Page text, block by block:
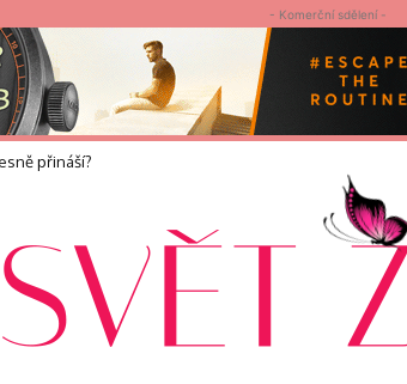
- Komerční sdělení -
přináší?
Velvet představuje limitovanou edici Ritual s